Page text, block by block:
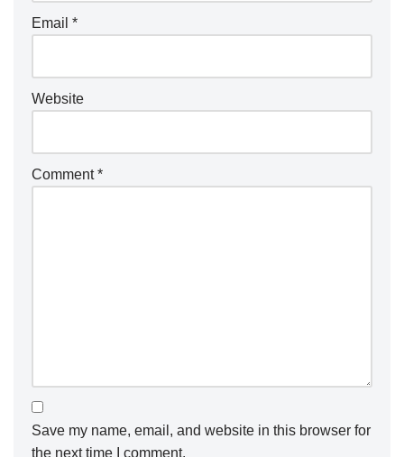
Email *
Website
Comment*
Save my name, email, and website in this browser for
the next time I comment.